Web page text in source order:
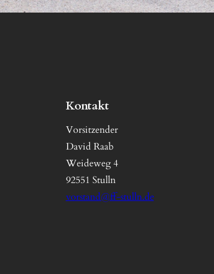
Kontakt
Vorsitzender
David Raab
Weideweg 4
92551 Stulln
vorstand@ff-stulln.de